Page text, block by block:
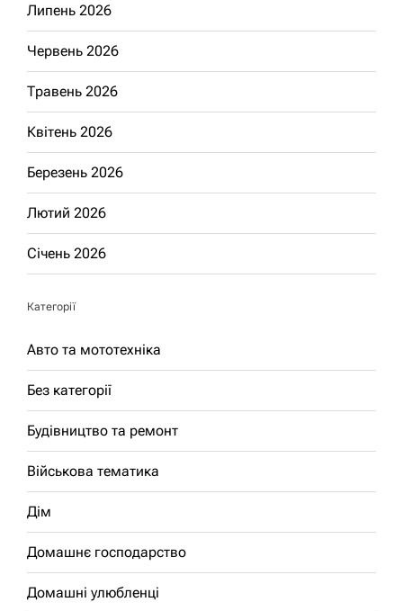
Липень 2026
Червень 2026
Травень 2026
Квітень 2026
Березень 2026
Лютий 2026
Січень 2026
Категорії
Авто та мототехніка
Без категорії
Будівництво та ремонт
Військова тематика
Дім
Домашнє господарство
Домашні улюбленці